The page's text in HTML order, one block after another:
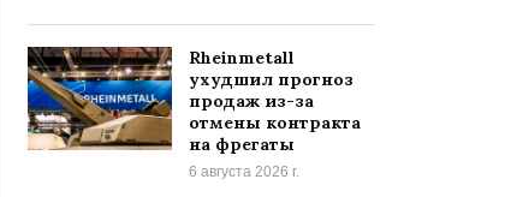
Rheinmetall
ухудшил прогноз
продаж из-за
отмены контракта
на фрегаты
6 августа 2026 г.